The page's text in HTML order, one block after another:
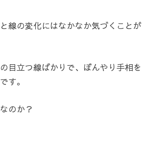
線の変化にはなかなか気づくことが
目立つ線ばかりで、ぼんやり手相を
す。
のか？